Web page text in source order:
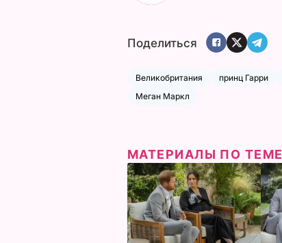
Поделиться
Великобритания принц Гарри
Меган Маркл
МАТЕРИАЛЫ ПО ТЕМЕ